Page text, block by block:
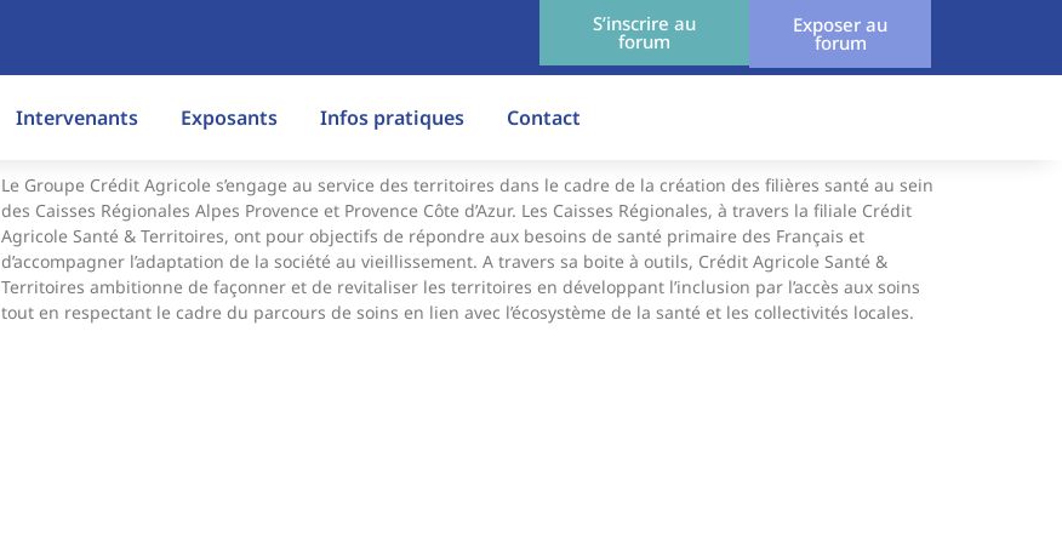
S’inscrire au
forum
Exposer au
forum
Intervenants Exposants Infos pratiques Contact
Le Groupe Crédit Agricole s’engage au service des territoires dans le cadre de la création des filières santé au sein
des Caisses Régionales Alpes Provence et Provence Côte d’Azur. Les Caisses Régionales, à travers la filiale Crédit
Agricole Santé & Territoires, ont pour objectifs de répondre aux besoins de santé primaire des Français et
d’accompagner l’adaptation de la société au vieillissement. A travers sa boite à outils, Crédit Agricole Santé &
Territoires ambitionne de façonner et de revitaliser les territoires en développant l’inclusion par l’accès aux soins
tout en respectant le cadre du parcours de soins en lien avec l’écosystème de la santé et les collectivités locales.